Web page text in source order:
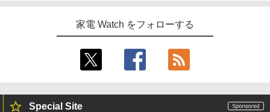
家電 Watch をフォローする
Special Site